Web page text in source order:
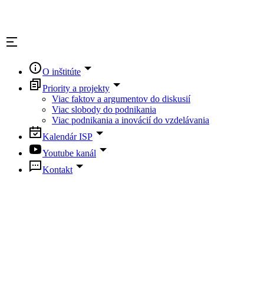
O inštitúte
Priority a projekty
Viac faktov a argumentov do diskusií
Viac slobody do podnikania
Viac podnikania a inovácií do vzdelávania
Kalendár ISP
Youtube kanál
Kontakt